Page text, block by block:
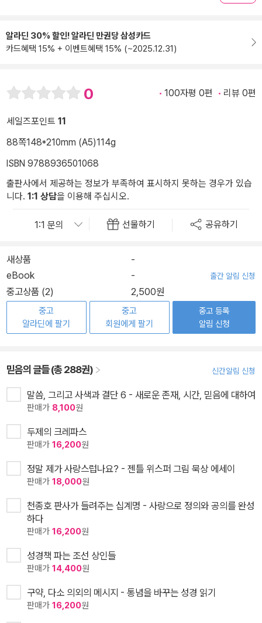
알라딘 30% 할인! 알라딘 만권당 삼성카드
카드혜택 15% + 이벤트혜택 15% (~2025.12.31)
0 100자평 0편 리뷰 0편
세일즈포인트 11
88쪽148*210mm (A5)114g
ISBN 9788936501068
출판사에서 제공하는 정보가 부족하여 표시하지 못하는 경우가 있습
니다. 1:1 상담을 이용해 주십시오.
선물하기 공유하기
새상품
-
eBook
- 출간 알림 신청
중고상품 (2) 2,500원
중고
알라딘에 팔기
중고
회원에게 팔기
중고 등록
알림 신청
믿음의 글들 (총 288권) 신간알림 신청
말씀, 그리고 사색과 결단 6 - 새로운 존재, 시간, 믿음에 대하여
판매가 8,100원
두제의 크레파스
판매가 16,200원
정말 제가 사랑스럽나요? - 젠틀 위스퍼 그림 묵상 에세이
판매가 18,000원
천종호 판사가 들려주는 십계명 - 사랑으로 정의와 공의를 완성
하다
판매가 16,200원
성경책 파는 조선 상인들
판매가 14,400원
구약, 다소 의외의 메시지 - 통념을 바꾸는 성경 읽기
판매가 16,200원